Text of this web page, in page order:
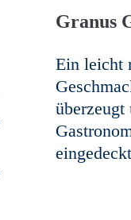
Granus
Ein leicht
überzeugt